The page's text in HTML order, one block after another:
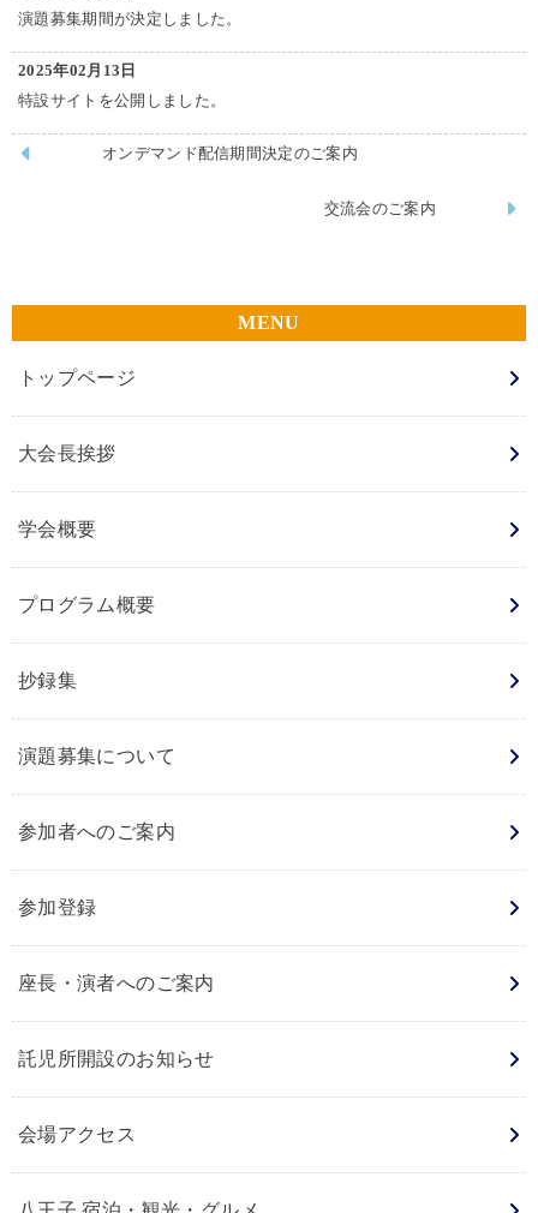
演題募集期間が決定しました。
2025年02月13日
特設サイトを公開しました。
オンデマンド配信期間決定のご案内
交流会のご案内
トップページ
大会長挨拶
学会概要
プログラム概要
抄録集
演題募集について
参加者へのご案内
参加登録
座長・演者へのご案内
託児所開設のお知らせ
会場アクセス